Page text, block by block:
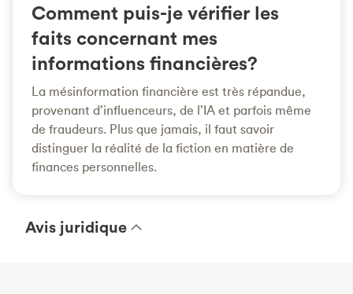
Comment puis-je vérifier les
faits concernant mes
informations financières?
La mésinformation financière est très répandue,
provenant d’influenceurs, de l’IA et parfois même
de fraudeurs. Plus que jamais, il faut savoir
distinguer la réalité de la fiction en matière de
finances personnelles.
Avis juridique